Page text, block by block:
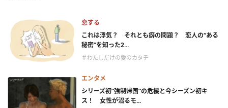
恋する
これは浮気？ それとも癖の問題？ 恋人の“ある
秘密”を知った2...
＃わたしだけの愛のカタチ
エンタメ
シリーズ初“強制帰国”の危機と今シーズン初キ
ス！ 女性が沼るモ...